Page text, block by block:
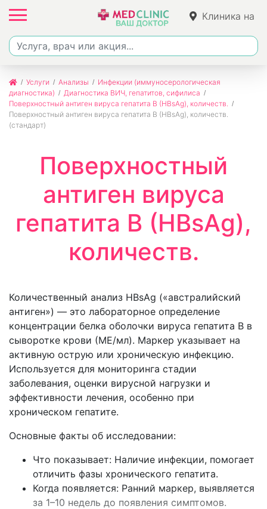
Клиника на
Ленина
Услуги Анализы
Инфекции (иммуносерологическая
диагностика)
Диагностика ВИЧ, гепатитов, сифилиса
Поверхностный антиген вируса гепатита В (HBsAg), количеств.
Поверхностный антиген вируса гепатита В (HBsAg), количеств.
(стандарт)
Поверхностный
антиген вируса
гепатита В (HBsAg),
количеств.
Количественный анализ HBsAg («австралийский
антиген») — это лабораторное определение
концентрации белка оболочки вируса гепатита B в
сыворотке крови (МЕ/мл). Маркер указывает на
активную острую или хроническую инфекцию.
Используется для мониторинга стадии
заболевания, оценки вирусной нагрузки и
эффективности лечения, особенно при
хроническом гепатите.
Основные факты об исследовании:
Что показывает: Наличие инфекции, помогает
отличить фазы хронического гепатита.
Когда появляется: Ранний маркер, выявляется
за 1–10 недель до появления симптомов.